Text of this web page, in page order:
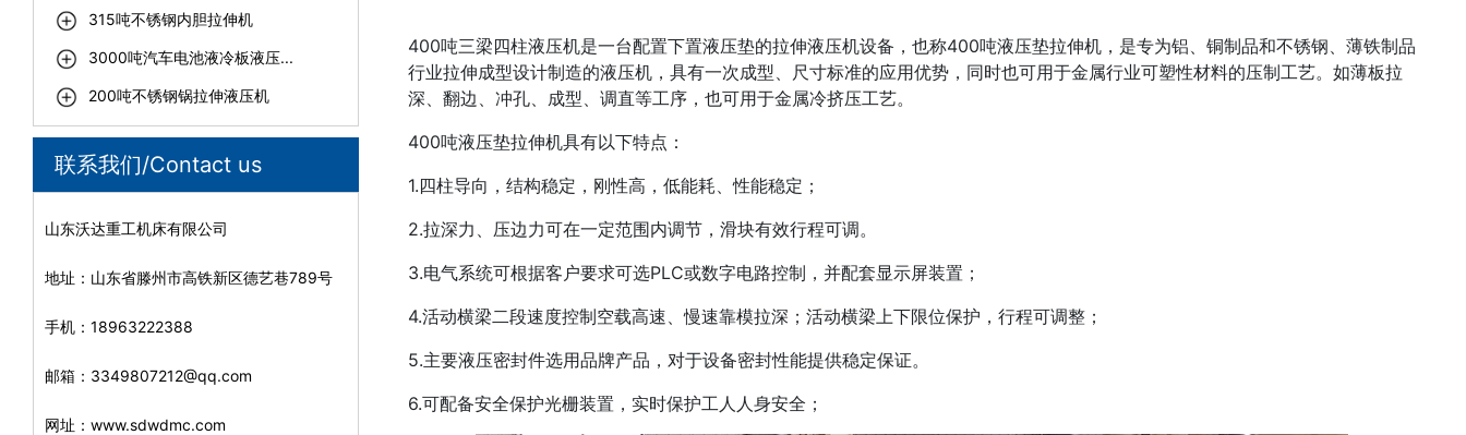
315吨不锈钢内胆拉伸机
3000吨汽车电池液冷板液压...
200吨不锈钢锅拉伸液压机
联系我们/Contact us
山东沃达重工机床有限公司
地址：山东省滕州市高铁新区德艺巷789号
手机：18963222388
邮箱：3349807212@qq.com
网址：www.sdwdmc.com
400吨三梁四柱液压机是一台配置下置液压垫的拉伸液压机设备，也称400吨液压垫拉伸机，是专为铝、铜制品和不锈钢、薄铁制品
行业拉伸成型设计制造的液压机，具有一次成型、尺寸标准的应用优势，同时也可用于金属行业可塑性材料的压制工艺。如薄板拉
深、翻边、冲孔、成型、调直等工序，也可用于金属冷挤压工艺。
400吨液压垫拉伸机具有以下特点：
1.四柱导向，结构稳定，刚性高，低能耗、性能稳定；
2.拉深力、压边力可在一定范围内调节，滑块有效行程可调。
3.电气系统可根据客户要求可选PLC或数字电路控制，并配套显示屏装置；
4.活动横梁二段速度控制空载高速、慢速靠模拉深；活动横梁上下限位保护，行程可调整；
5.主要液压密封件选用品牌产品，对于设备密封性能提供稳定保证。
6.可配备安全保护光栅装置，实时保护工人人身安全；